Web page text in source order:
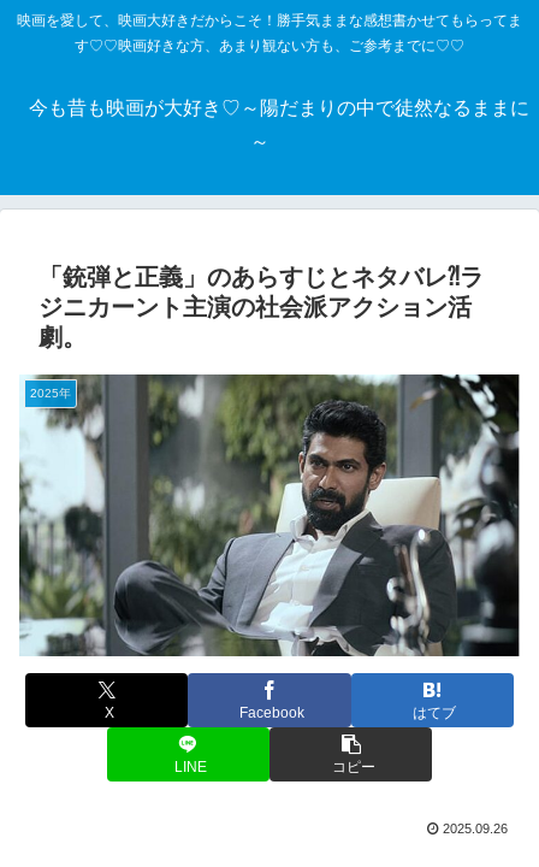
映画を愛して、映画大好きだからこそ！勝手気ままな感想書かせてもらってま
す♡♡映画好きな方、あまり観ない方も、ご参考までに♡♡
今も昔も映画が大好き♡～陽だまりの中で徒然なるままに
～
「銃弾と正義」のあらすじとネタバレ⁈ラ
ジニカーント主演の社会派アクション活
劇。
2025年
X Facebook はてブ
LINE コピー
2025.09.26